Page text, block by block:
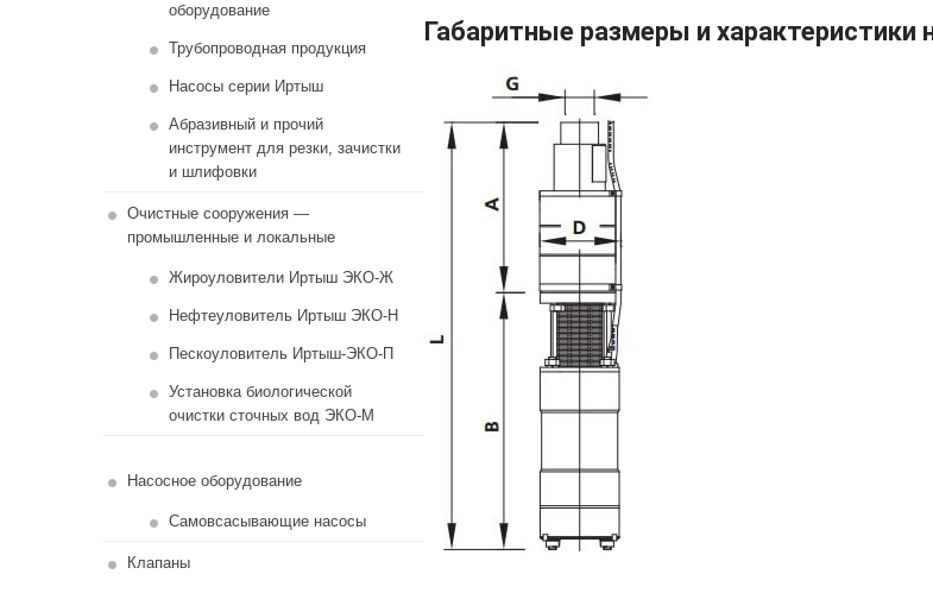
Габаритные размеры и характеристики
оборудование
Трубопроводная продукция
Насосы серии Иртыш
Абразивный и прочий
инструмент для резки, зачистки
и шлифовки
Очистные сооружения —
промышленные и локальные
Жироуловители Иртыш ЭКО-Ж
Нефтеуловитель Иртыш ЭКО-Н
Пескоуловитель Иртыш-ЭКО-П
Установка биологической
очистки сточных вод ЭКО-М
Насосное оборудование
Самовсасывающие насосы
Клапаны